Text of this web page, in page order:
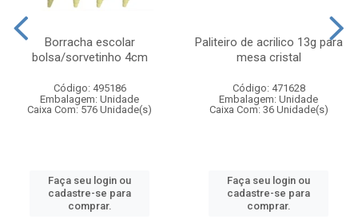
Borracha escolar
bolsa/sorvetinho 4cm
Código: 495186
Embalagem: Unidade
Caixa Com: 576 Unidade(s)
Faça seu login ou
cadastre-se para
comprar.
Paliteiro de acrilico 13g para
mesa cristal
Código: 471628
Embalagem: Unidade
Caixa Com: 36 Unidade(s)
Faça seu login ou
cadastre-se para
comprar.